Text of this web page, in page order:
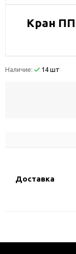
Кран
Наличие: 14 шт
Доставка